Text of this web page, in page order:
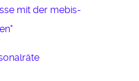
mit der mebis-